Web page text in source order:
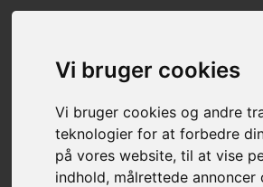
Vi bruger cookies
Vi bruger cookies og andre
teknologier for at forbedre
på vores website, til at vise
indhold, målrettede annoncer
FØRSTE KLIPNING 0-2 ÅR
SIGNATURE MASKINE -
HELE HOVEDET